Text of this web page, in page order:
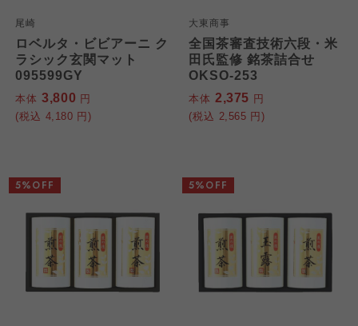
尾崎
ロベルタ・ビビアーニ ク
ラシック玄関マット
095599GY
本体 3,800 円
(税込 4,180 円)
大東商事
全国茶審査技術六段・米
田氏監修 銘茶詰合せ
OKSO-253
本体 2,375 円
(税込 2,565 円)
5%OFF 5%OFF